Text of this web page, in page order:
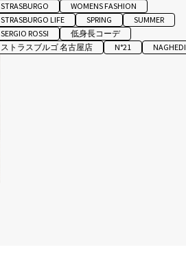
STRASBURGO
WOMENS FASHION
STRASBURGO LIFE
SPRING
SUMMER
SERGIO ROSSI
低身長コーデ
ストラスブルゴ 名古屋店
N°21 NAGHEDI